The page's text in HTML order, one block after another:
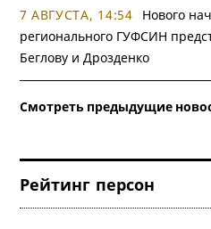
7 АВГУСТА, 14:54
Нового
регионального ГУФСИН
Беглову и Дрозденко
Смотреть предыдущие
Рейтинг